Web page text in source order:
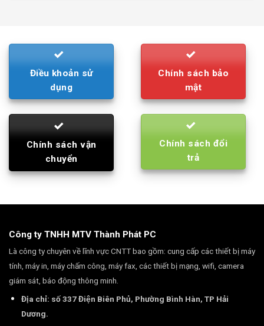
Điều khoản sử
dụng
Chính sách bảo
mật
Chính sách vận
chuyển
Chính sách đổi
trả
Công ty TNHH MTV Thành Phát PC
Là công ty chuyên về lĩnh vực CNTT bao gồm: cung cấp các thiết bị máy
tính, máy in, máy chấm công, máy fax, các thiết bị mạng, wifi, camera
giám sát, báo động thông minh.
Địa chỉ: số 337 Điện Biên Phủ, Phường Bình Hàn, TP Hải
Dương.